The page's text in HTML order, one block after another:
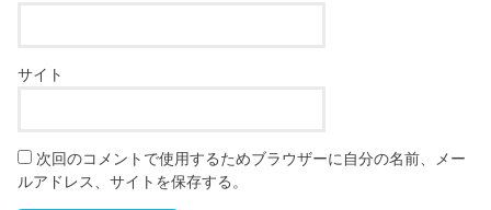
サイト
次回のコメントで使用するためブラウザーに自分の名前、メー
ルアドレス、サイトを保存する。